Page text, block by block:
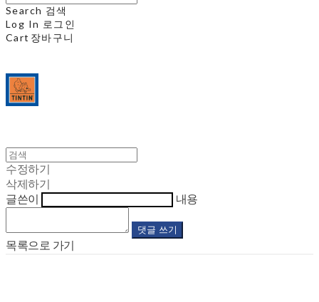
Search 검색
Log In 로그인
Cart 장바구니
수정하기
삭제하기
글쓴이
내용
댓글 쓰기
목록으로 가기